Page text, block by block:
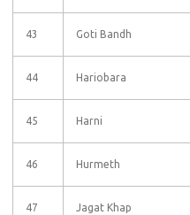
43 Goti Bandh
44 Hariobara
45 Harni
46 Hurmeth
47 Jagat Khap